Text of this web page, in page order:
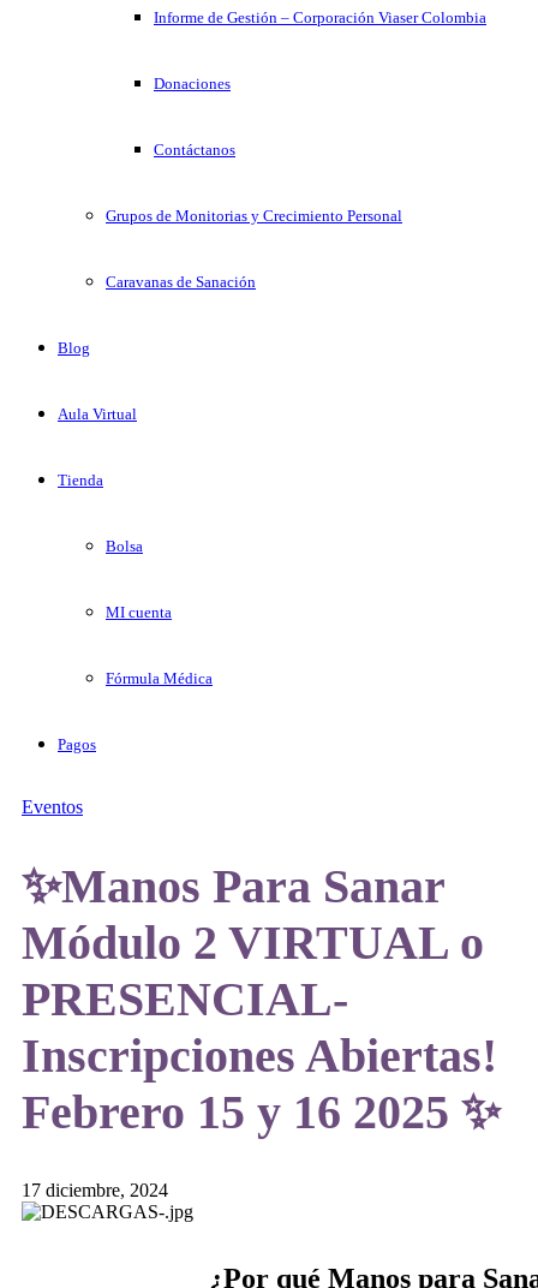
Informe de Gestión – Corporación Viaser Colombia
Donaciones
Contáctanos
Grupos de Monitorias y Crecimiento Personal
Caravanas de Sanación
Blog
Aula Virtual
Tienda
Bolsa
MI cuenta
Fórmula Médica
Pagos
Eventos
✨Manos Para Sanar
Módulo 2 VIRTUAL o
PRESENCIAL-
Inscripciones Abiertas!
Febrero 15 y 16 2025 ✨
17 diciembre, 2024
¿Por qué Manos para